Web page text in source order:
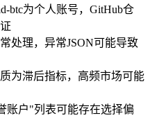
btc为个人账号，GitHub仓
处理，异常JSON可能导致
为滞后指标，高频市场可能
账户"列表可能存在选择偏